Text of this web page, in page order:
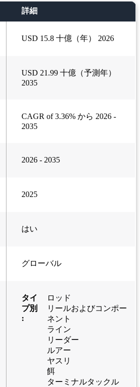
詳細
USD 15.8 十億（年） 2026
USD 21.99 十億（予測年）
2035
CAGR of 3.36% から 2026 -
2035
2026 - 2035
2025
はい
グローバル
タイ
プ別
:
ロッド
リールおよびコンポー
ネント
ライン
リーダー
ルアー
ヤスリ
餌
ターミナルタックル